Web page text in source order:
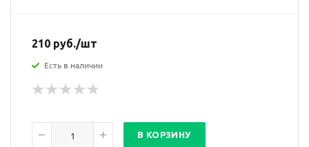
210 руб./шт
Есть в наличии
В КОРЗИНУ